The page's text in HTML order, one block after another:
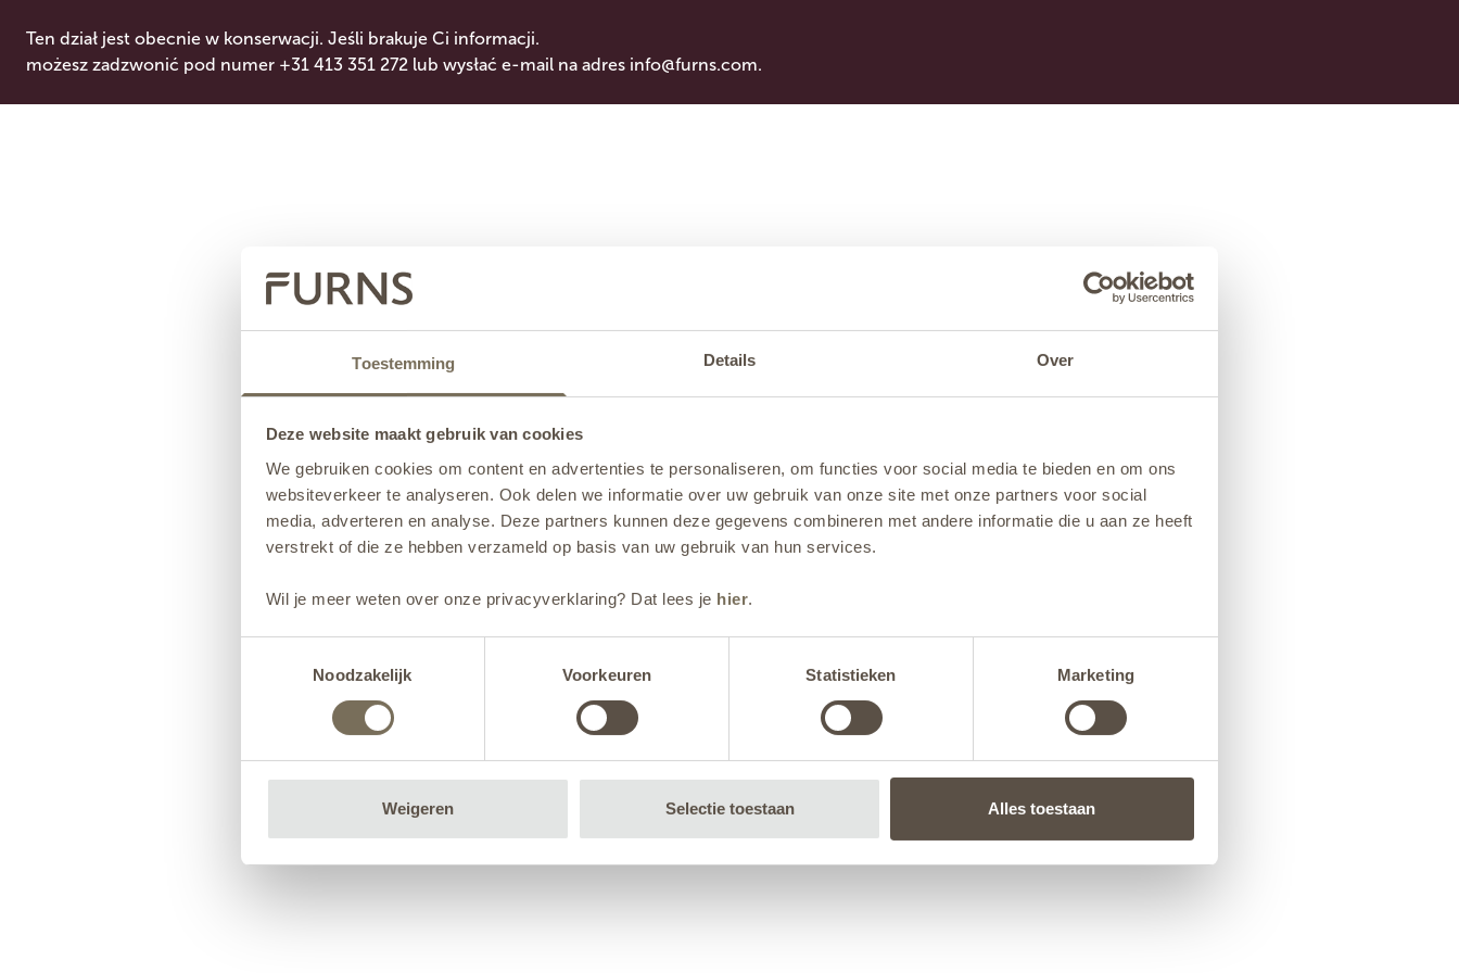
Toestemming Details Over
Deze website maakt gebruik van cookies
We gebruiken cookies om content en advertenties te personaliseren, om functies voor social media te bieden en om ons
websiteverkeer te analyseren. Ook delen we informatie over uw gebruik van onze site met onze partners voor social
media, adverteren en analyse. Deze partners kunnen deze gegevens combineren met andere informatie die u aan ze heeft
verstrekt of die ze hebben verzameld op basis van uw gebruik van hun services.
Wil je meer weten over onze privacyverklaring? Dat lees je hier.
Noodzakelijk
Voorkeuren Statistieken Marketing
Weigeren Selectie toestaan Alles toestaan
Ten dział jest obecnie w konserwacji. Jeśli brakuje Ci informacji.
możesz zadzwonić pod numer +31 413 351 272 lub wysłać e-mail na adres info@furns.com.